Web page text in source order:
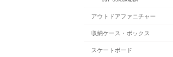
アウトドアファニチャー
収納ケース・ボックス
スケートボード